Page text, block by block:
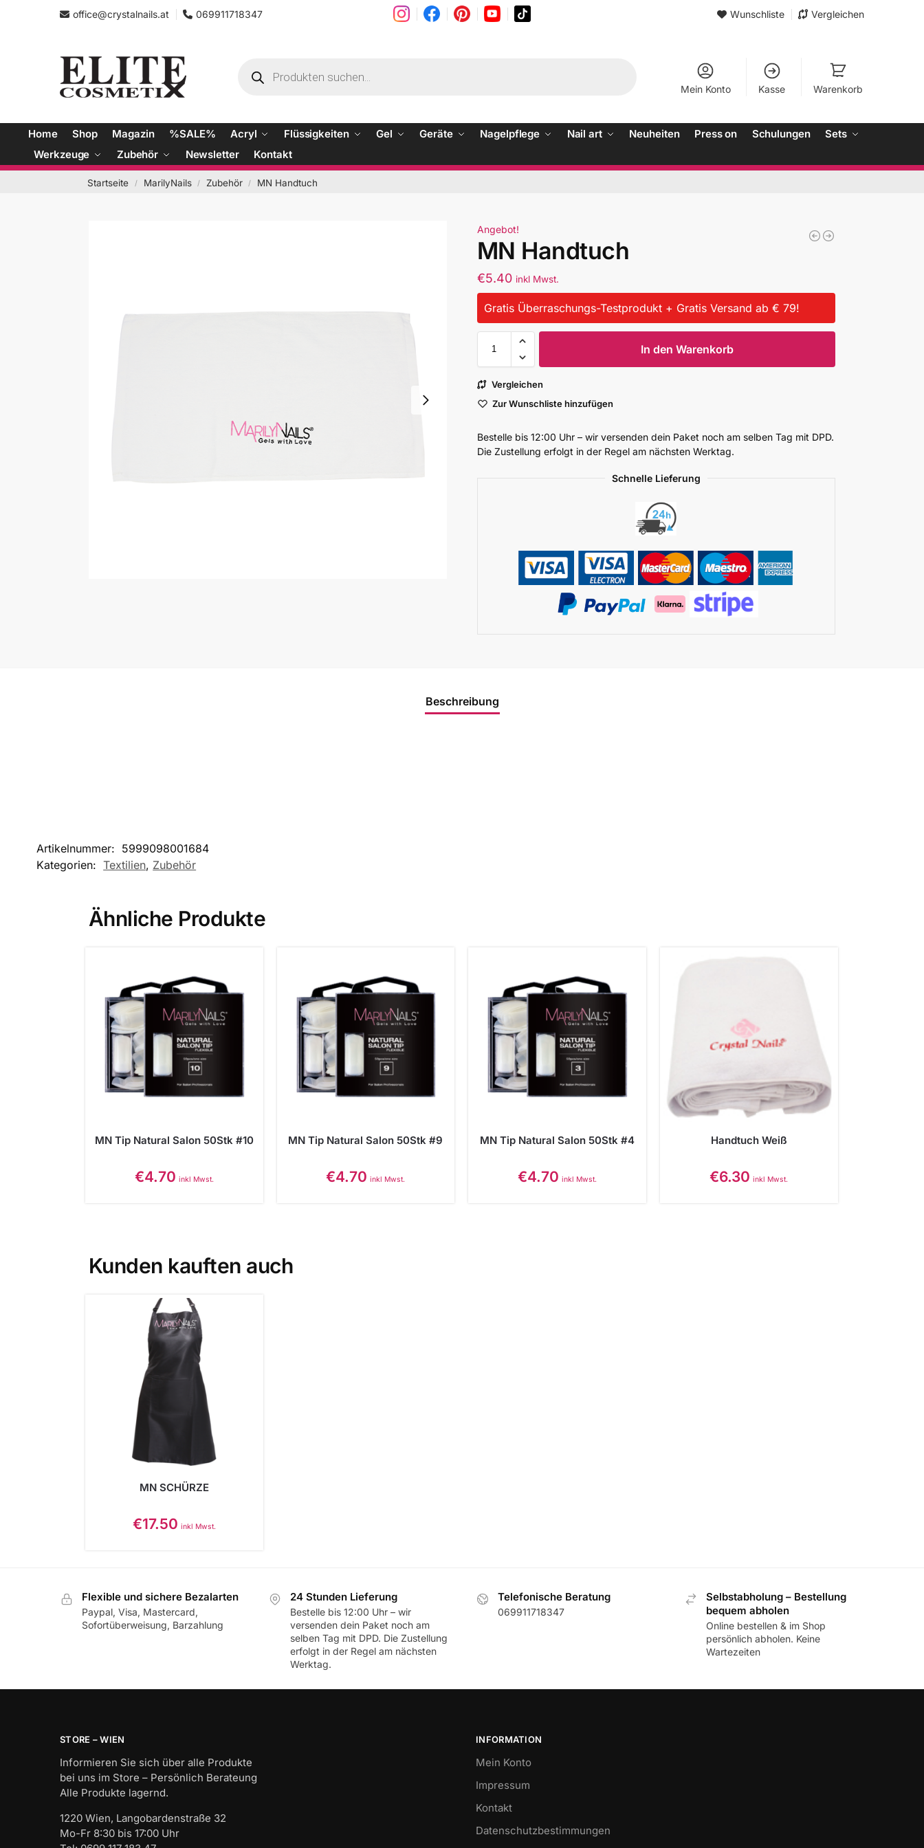
office@crystalnails.at 069911718347 Wunschliste Vergleichen
Mein Konto Kasse Warenkorb
Home Shop Magazin %SALE% Acryl Flüssigkeiten Gel Geräte Nagelpflege Nail art Neuheiten Press on Schulungen
Sets
Werkzeuge
Zubehör Newsletter Kontakt
Startseite / MarilyNails / Zubehör / MN Handtuch
Angebot!
MN Handtuch
€5.40 inkl Mwst.
Gratis Überraschungs-Testprodukt + Gratis Versand ab € 79!
In den Warenkorb
Vergleichen
Zur Wunschliste hinzufügen
Bestelle bis 12:00 Uhr – wir versenden dein Paket noch am selben Tag mit DPD.
Die Zustellung erfolgt in der Regel am nächsten Werktag.
Schnelle Lieferung
Beschreibung
Artikelnummer: 5999098001684
Kategorien: Textilien, Zubehör
Ähnliche Produkte
MN Tip Natural Salon 50Stk #10
€4.70 inkl Mwst.
MN Tip Natural Salon 50Stk #9
€4.70 inkl Mwst.
MN Tip Natural Salon 50Stk #4
€4.70 inkl Mwst.
Handtuch Weiß
€6.30 inkl Mwst.
Kunden kauften auch
MN SCHÜRZE
€17.50 inkl Mwst.
Flexible und sichere Bezalarten
Paypal, Visa, Mastercard,
Sofortüberweisung, Barzahlung
24 Stunden Lieferung
Bestelle bis 12:00 Uhr – wir
versenden dein Paket noch am
selben Tag mit DPD. Die Zustellung
erfolgt in der Regel am nächsten
Werktag.
Telefonische Beratung
069911718347
Selbstabholung – Bestellung
bequem abholen
Online bestellen & im Shop
persönlich abholen. Keine
Wartezeiten
STORE – WIEN
Informieren Sie sich über alle Produkte
bei uns im Store – Persönlich Berateung
Alle Produkte lagernd.
1220 Wien, Langobardenstraße 32
Mo-Fr 8:30 bis 17:00 Uhr
INFORMATION
Mein Konto
Impressum
Kontakt
Datenschutzbestimmungen